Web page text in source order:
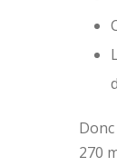
270